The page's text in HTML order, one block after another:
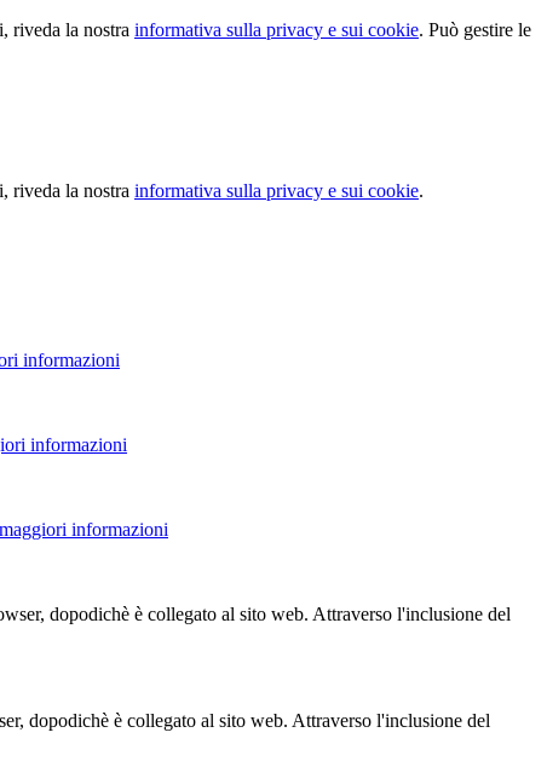
riveda la nostra informativa sulla privacy e sui cookie. Può gestire le
riveda la nostra informativa sulla privacy e sui cookie.
informazioni
informazioni
informazioni
dopodichè è collegato al sito web. Attraverso l'inclusione del
dopodichè è collegato al sito web. Attraverso l'inclusione del